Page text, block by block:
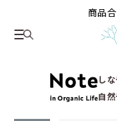
商品
し
自